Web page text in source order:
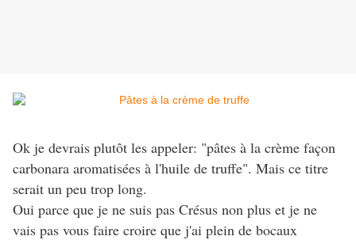
Ok je devrais plutôt les appeler: "pâtes à la crème façon
carbonara aromatisées à l'huile de truffe". Mais ce titre
serait un peu trop long.
Oui parce que je ne suis pas Crésus non plus et je ne
vais pas vous faire croire que j'ai plein de bocaux